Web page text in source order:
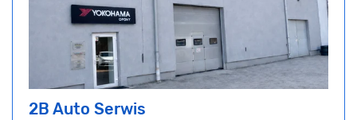
2B Auto Serwis